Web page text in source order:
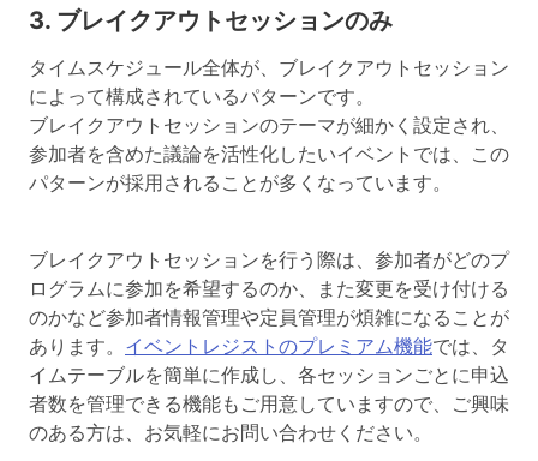
3. ブレイクアウトセッションのみ
タイムスケジュール全体が、ブレイクアウトセッション
によって構成されているパターンです。
ブレイクアウトセッションのテーマが細かく設定され、
参加者を含めた議論を活性化したいイベントでは、この
パターンが採用されることが多くなっています。
ブレイクアウトセッションを行う際は、参加者がどのプ
ログラムに参加を希望するのか、また変更を受け付ける
のかなど参加者情報管理や定員管理が煩雑になることが
あります。 イベントレジストのプレミアム機能では、タ
イムテーブルを簡単に作成し、各セッションごとに申込
者数を管理できる機能もご用意していますので、ご興味
のある方は、お気軽にお問い合わせください。